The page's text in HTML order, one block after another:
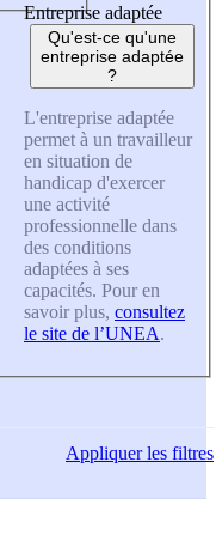
Entreprise adaptée
Qu'est-ce qu'une
entreprise adaptée
?
L'entreprise adaptée
permet à un travailleur
en situation de
handicap d'exercer
une activité
professionnelle dans
des conditions
adaptées à ses
capacités. Pour en
savoir plus, consultez
le site de l’UNEA.
Appliquerles filtres